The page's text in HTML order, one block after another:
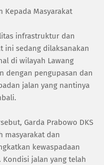
Kepada Masyarakat
infrastruktur dan
ini sedang dilaksanakan
di wilayah Lawang
dengan pengupasan dan
jalan yang nantinya
Garda Prabowo DKS
masyarakat dan
kewaspadaan
jalan yang telah